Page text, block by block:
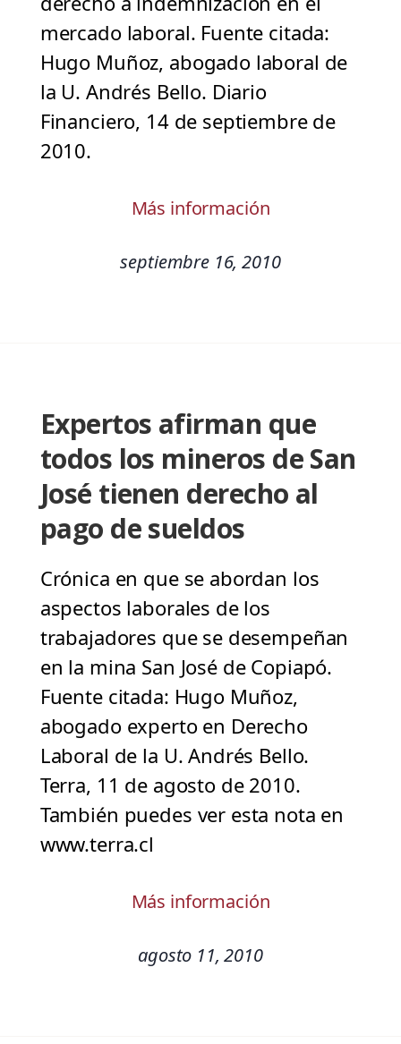
mercado laboral. Fuente citada:
Hugo Muñoz, abogado laboral de
la U. Andrés Bello. Diario
Financiero, 14 de septiembre de
2010.
Más información
septiembre 16, 2010
Expertos afirman que
todos los mineros de San
José tienen derecho al
pago de sueldos
Crónica en que se abordan los
aspectos laborales de los
trabajadores que se desempeñan
en la mina San José de Copiapó.
Fuente citada: Hugo Muñoz,
abogado experto en Derecho
Laboral de la U. Andrés Bello.
Terra, 11 de agosto de 2010.
También puedes ver esta nota en
www.terra.cl
Más información
agosto 11, 2010